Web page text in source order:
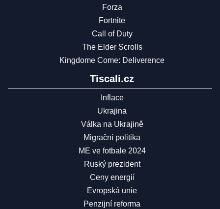
Forza
Fortnite
Call of Duty
The Elder Scrolls
Kingdome Come: Deliverence
Tiscali.cz
Inflace
Ukrajina
Válka na Ukrajině
Migrační politika
ME ve fotbale 2024
Ruský prezident
Ceny energií
Evropská unie
Penzijní reforma